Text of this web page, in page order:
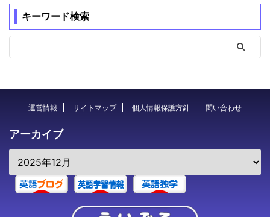
キーワード検索
運営情報 サイトマップ 個人情報保護方針 問い合わせ
アーカイブ